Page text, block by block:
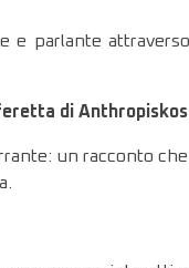
e parlante
di Anthropiskos
un racconto